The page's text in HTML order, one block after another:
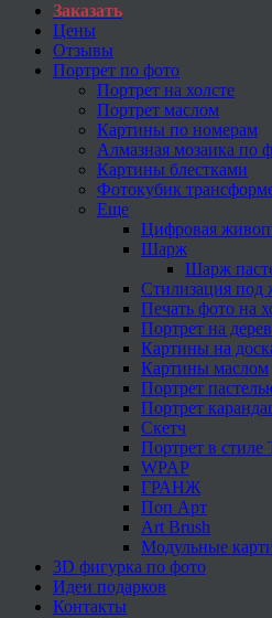
Заказать
Цены
Отзывы
Портрет по фото
Портрет на холсте
Портрет маслом
Картины по номерам
Алмазная мозаика по
Картины блестками
Фотокубик
Еще
Цифровая
Шарж
Шарж
Стилизация под
Печать фото на
Портрет на
Картины на
Картины маслом
Портрет
Портрет
Скетч
Портрет в стиле
WPAP
ГРАНЖ
Поп Арт
Art Brush
Модульные
3D фигурка по фото
Идеи подарков
Контакты